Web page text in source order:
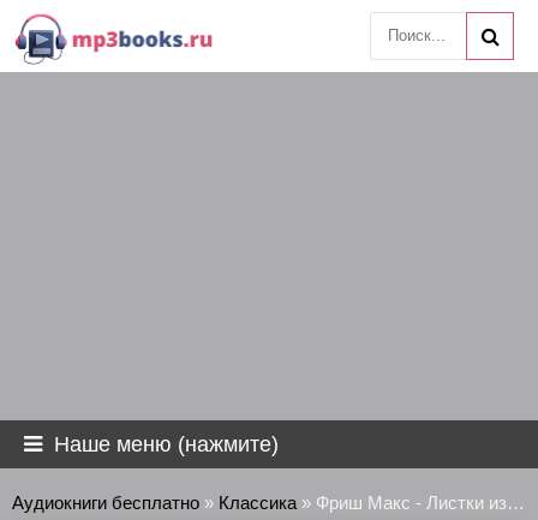
Наше меню (нажмите)
Аудиокниги бесплатно » Классика » Фриш Макс - Листки из вещевого мешка